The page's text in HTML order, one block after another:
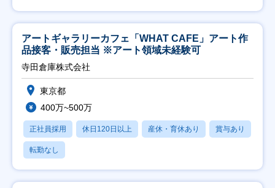
アートギャラリーカフェ「WHAT CAFE」アート作
品接客・販売担当 ※アート領域未経験可
寺田倉庫株式会社
東京都
400万~500万
正社員採用 休日120日以上 産休・育休あり 賞与あり
転勤なし